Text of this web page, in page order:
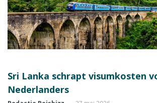
Sri Lanka schrapt visumkosten
Nederlanders